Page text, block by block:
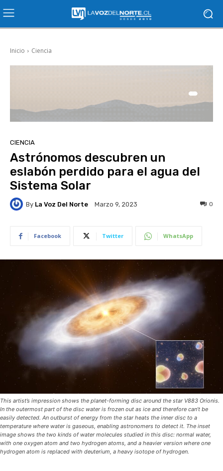
Inicio Ciencia
CIENCIA
Astrónomos descubren un
eslabón perdido para el agua del
Sistema Solar
By La Voz Del Norte Marzo 9, 2023 0
Facebook Twitter WhatsApp
This artist’s impression shows the planet-forming disc around the star V883 Orionis.
In the outermost part of the disc water is frozen out as ice and therefore can’t be
easily detected. An outburst of energy from the star heats the inner disc to a
temperature where water is gaseous, enabling astronomers to detect it. The inset
image shows the two kinds of water molecules studied in this disc: normal water,
with one oxygen atom and two hydrogen atoms, and a heavier version where one
hydrogen atom is replaced with deuterium, a heavy isotope of hydrogen.